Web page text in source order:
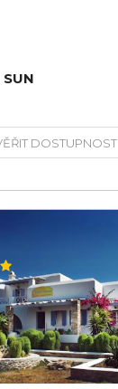
SUN
DOSTUPNOST